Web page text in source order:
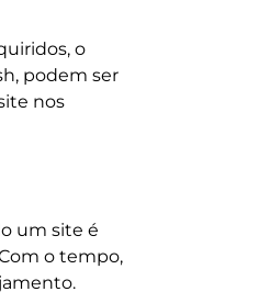
o
podem ser
nos
um site é
o tempo,